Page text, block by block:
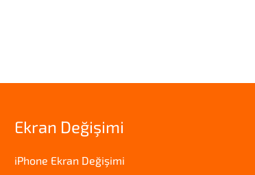
Ekran Değişimi
iPhone Ekran Değişimi